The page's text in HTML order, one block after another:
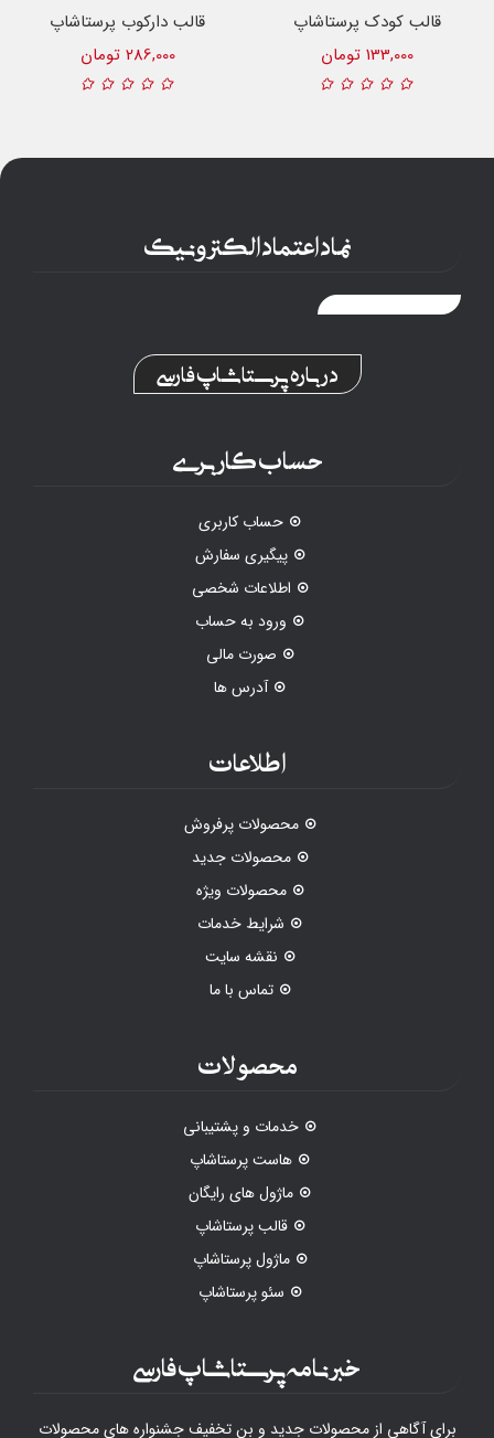
قالب دارکوب پرستاشاپ
286,000 تومان
قالب کودک پرستاشاپ
133,000 تومان
نماد اعتماد الکترونیک
درباره پرستاشاپ فارسی
حساب کاربری
حساب کاربری
پیگیری سفارش
اطلاعات شخصی
ورود به حساب
صورت مالی
آدرس ها
اطلاعات
محصولات پرفروش
محصولات جدید
محصولات ویژه
شرایط خدمات
نقشه سایت
تماس با ما
محصولات
خدمات و پشتیبانی
هاست پرستاشاپ
ماژول های رایگان
قالب پرستاشاپ
ماژول پرستاشاپ
سئو پرستاشاپ
خبرنامه پرستاشاپ فارسی
برای آگاهی از محصولات جدید و بن تخفیف جشنواره های محصولات